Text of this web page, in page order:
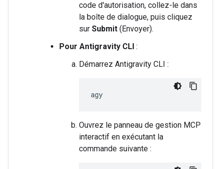
code d'autorisation, collez-le dans
la boîte de dialogue, puis cliquez
sur Submit (Envoyer).
Pour Antigravity CLI :
Démarrez Antigravity CLI :
Ouvrez le panneau de gestion MCP
interactif en exécutant la
commande suivante :